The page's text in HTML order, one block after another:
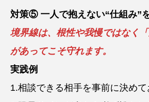
対策⑤ 一人で抱えない“仕組み”
境界線は、根性や我慢ではなく「
があってこそ守れます。
実践例
1.相談できる相手を事前に決めて